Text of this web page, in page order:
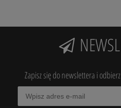
Zapisz się do newslettera i